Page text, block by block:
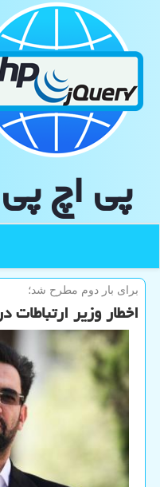
پی اچ
برای بار دوم مطرح شد؛
اخطار وزیر ارتباطات